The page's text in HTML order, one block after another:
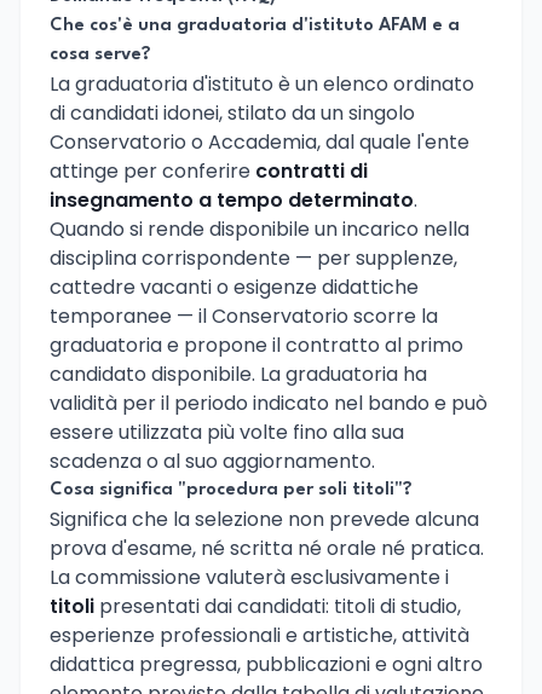
Che cos'è una graduatoria d'istituto AFAM e a
cosa serve?
La graduatoria d'istituto è un elenco ordinato
di candidati idonei, stilato da un singolo
Conservatorio o Accademia, dal quale l'ente
attinge per conferire contratti di
insegnamento a tempo determinato.
Quando si rende disponibile un incarico nella
disciplina corrispondente — per supplenze,
cattedre vacanti o esigenze didattiche
temporanee — il Conservatorio scorre la
graduatoria e propone il contratto al primo
candidato disponibile. La graduatoria ha
validità per il periodo indicato nel bando e può
essere utilizzata più volte fino alla sua
scadenza o al suo aggiornamento.
Cosa significa "procedura per soli titoli"?
Significa che la selezione non prevede alcuna
prova d'esame, né scritta né orale né pratica.
La commissione valuterà esclusivamente i
titoli presentati dai candidati: titoli di studio,
esperienze professionali e artistiche, attività
didattica pregressa, pubblicazioni e ogni altro